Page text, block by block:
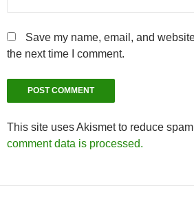
Save my name, email, and
the next time I comment.
This site uses Akismet to reduce
comment data is processed.